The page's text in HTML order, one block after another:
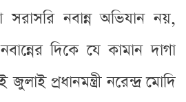
সরাসরি নবান্ন অভিযান নয়,
দিকে যে কামান দাগা
প্রধানমন্ত্রী নরেন্দ্র মোদি